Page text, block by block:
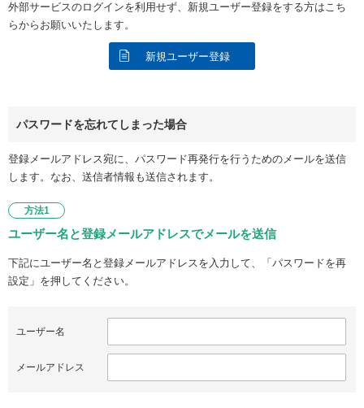
外部サービスのログインを利用せず、新規ユーザー登録をする方はこち
らからお願いいたします。
新規ユーザー登録
パスワードを忘れてしまった場合
登録メールアドレス宛に、パスワード再発行を行うためのメールを送信
します。なお、送信者情報も送信されます。
方法1
ユーザー名と登録メールアドレスでメールを送信
下記にユーザー名と登録メールアドレスを入力して、「パスワードを再
設定」を押してください。
ユーザー名
メールアドレス